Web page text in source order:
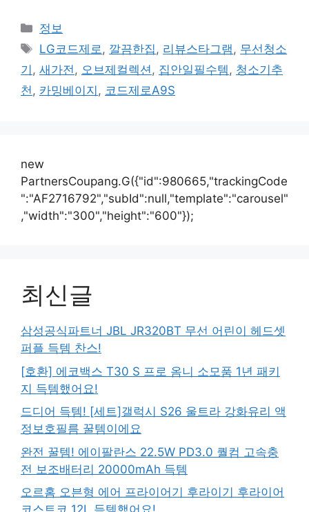
카
테
리
정보
태
그
LG코드제로, 깔끔한집, 리뷰스타그램, 무선청소
기 , 새가전, 오브제컬렉션, 집안일필수템, 청소기추
천, 카밍베이지 , 코드제로A9S
new
PartnersCoupang.G({"id":980665,"trackingCode
":"AF2716792","subId":null,"template":"carousel"
,"width":"300","height":"600"});
최신글
삼성공식파트너 JBL JR320BT 무선 어린이 헤드셋
퍼플 득템 찬스!
[호환] 에코백스 T30 S 프로 옴니 소모품 1년 패키
지 득템했어요!
드디어 득템! [세트]갤럭시 S26 울트라 강화유리 액
정보호필름 꿀템이에요
완전 꿀템! 에이팔란스 22.5W PD3.0 퀄컴 고속충
전 보조배터리 20000mAh 득템
오르홈 오븐형 에어 프라이어기 후라이기 후라이어
코스트코 12L 득템했어요!